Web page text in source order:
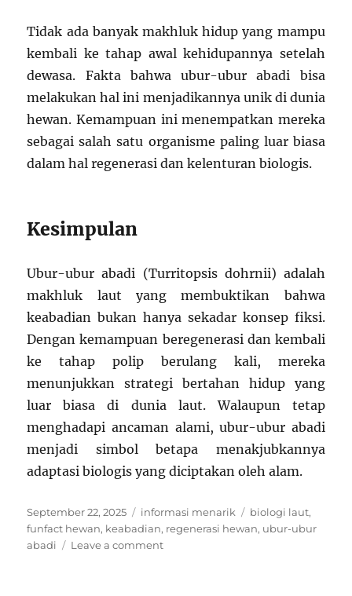
Tidak ada banyak makhluk hidup yang mampu
kembali ke tahap awal kehidupannya setelah
dewasa. Fakta bahwa ubur-ubur abadi bisa
melakukan hal ini menjadikannya unik di dunia
hewan. Kemampuan ini menempatkan mereka
sebagai salah satu organisme paling luar biasa
dalam hal regenerasi dan kelenturan biologis.
Kesimpulan
Ubur-ubur abadi (Turritopsis dohrnii) adalah
makhluk laut yang membuktikan bahwa
keabadian bukan hanya sekadar konsep fiksi.
Dengan kemampuan beregenerasi dan kembali
ke tahap polip berulang kali, mereka
menunjukkan strategi bertahan hidup yang
luar biasa di dunia laut. Walaupun tetap
menghadapi ancaman alami, ubur-ubur abadi
menjadi simbol betapa menakjubkannya
adaptasi biologis yang diciptakan oleh alam.
Posted
on
September 22, 2025 Categories
informasi menarik Tags
biologi laut,
funfact hewan, keabadian, regenerasi hewan, ubur-ubur
abadi
Leave a commenton